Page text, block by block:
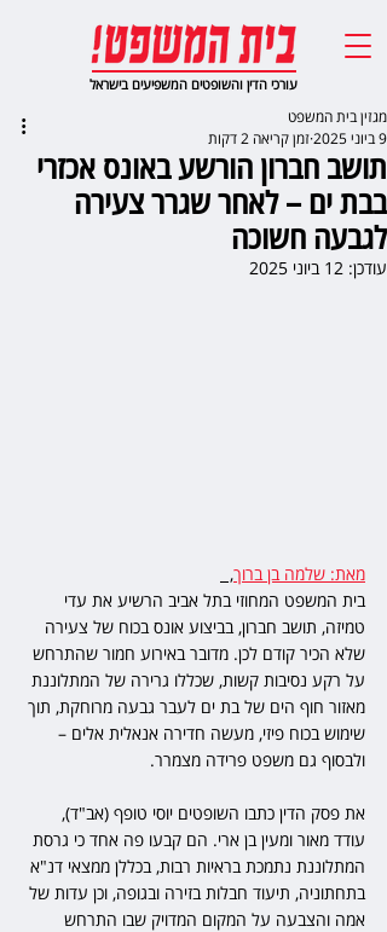
עורכי הדין והשופטים המשפיעים בישראל
תושב חברון הורשע באונס אכזרי
בבת ים – לאחר שגרר צעירה
לגבעה חשוכה
מגזין בית המשפט
9 ביוני 2025
זמן קריאה 2 דקות
עודכן: 12 ביוני 2025
מאת: שלמה בן ברוך,
בית המשפט המחוזי בתל אביב הרשיע את עדי
טמיזה, תושב חברון, בביצוע אונס בכוח של צעירה
שלא הכיר קודם לכן. מדובר באירוע חמור שהתרחש
על רקע נסיבות קשות, שכללו גרירה של המתלוננת
מאזור חוף הים של בת ים לעבר גבעה מרוחקת, תוך
שימוש בכוח פיזי, מעשה חדירה אנאלית אלים –
ולבסוף גם משפט פרידה מצמרר.
את פסק הדין כתבו השופטים יוסי טופף (אב"ד),
עודד מאור ומעין בן ארי. הם קבעו פה אחד כי גרסת
המתלוננת נתמכת בראיות רבות, בכללן ממצאי דנ"א
בתחתוניה, תיעוד חבלות בזירה ובגופה, וכן עדות של
אמה והצבעה על המקום המדויק שבו התרחש